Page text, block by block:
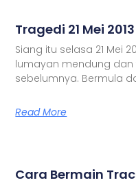
Tragedi 21 Mei 2013
Siang itu selasa 21 Mei
lumayan mendung
sebelumnya. Bermula
Read More
Cara Bermain